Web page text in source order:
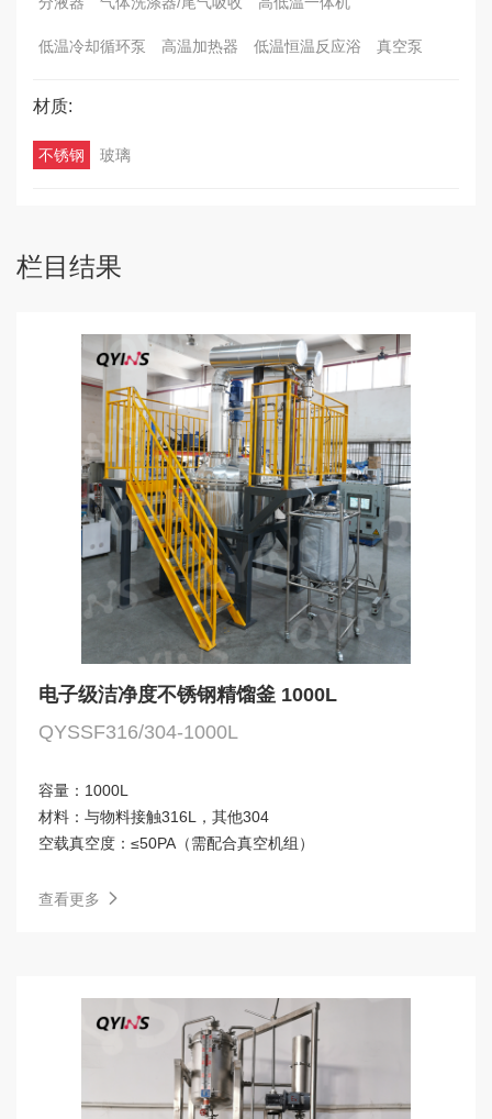
低温冷却循环泵 高温加热器 低温恒温反应浴 真空泵
材质:
不锈钢 玻璃
栏目结果
电子级洁净度不锈钢精馏釜 1000L
QYSSF316/304-1000L
容量： 1000L
材料： 与物料接触316L，其他304
空载真空度： ≤50PA（需配合真空机组）
查看更多